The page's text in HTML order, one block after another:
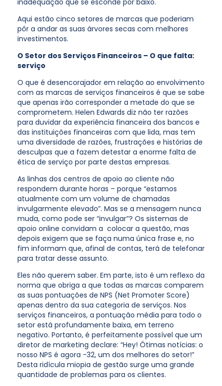
inadequação que se esconde por baixo.
Aqui estão cinco setores de marcas que poderiam
pôr a andar as suas árvores secas com melhores
investimentos.
O Setor dos Serviços Financeiros – O que falta:
serviço
O que é desencorajador em relação ao envolvimento
com as marcas de serviços financeiros é que se sabe
que apenas irão corresponder a metade do que se
comprometem. Helen Edwards diz não ter razões
para duvidar da experiência financeira dos bancos e
das instituições financeiras com que lida, mas tem
uma diversidade de razões, frustrações e histórias de
desculpas que a fazem detestar a enorme falta de
ética de serviço por parte destas empresas.
As linhas dos centros de apoio ao cliente não
respondem durante horas – porque “estamos
atualmente com um volume de chamadas
invulgarmente elevado”. Mas se a mensagem nunca
muda, como pode ser “invulgar”? Os sistemas de
apoio online convidam a colocar a questão, mas
depois exigem que se faça numa única frase e, no
fim informam que, afinal de contas, terá de telefonar
para tratar desse assunto.
Eles não querem saber. Em parte, isto é um reflexo da
norma que obriga a que todas as marcas comparem
as suas pontuações de NPS (Net Promoter Score)
apenas dentro da sua categoria de serviços. Nos
serviços financeiros, a pontuação média para todo o
setor está profundamente baixa, em terreno
negativo. Portanto, é perfeitamente possível que um
diretor de marketing declare: “Hey! Ótimas notícias: o
nosso NPS é agora -32, um dos melhores do setor!”
Desta ridícula miopia de gestão surge uma grande
quantidade de problemas para os clientes.